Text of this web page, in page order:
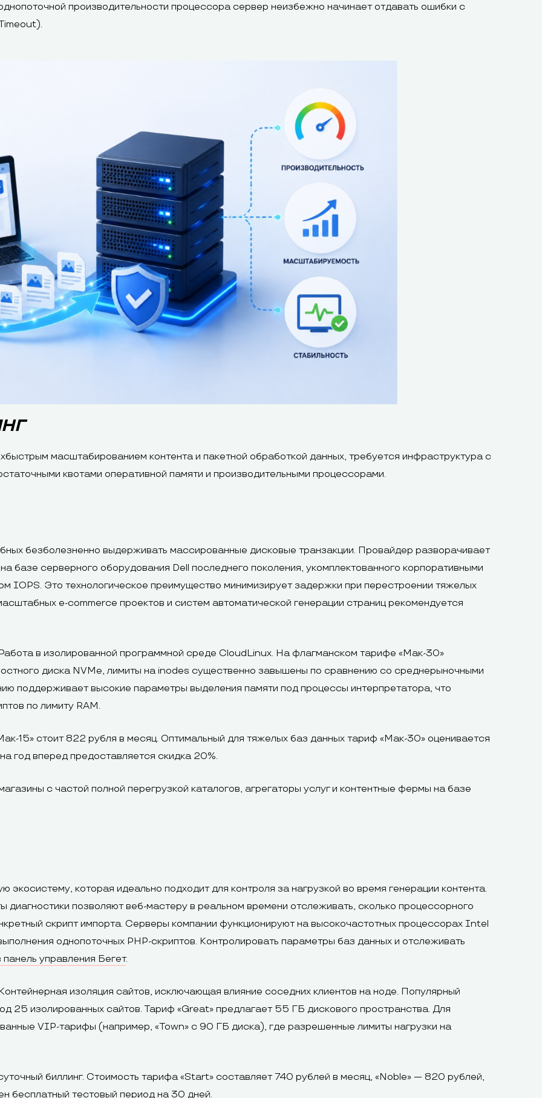
производительности процессора сервер неизбежно начинает отдавать ошибки с
масштабированием контента и пакетной обработкой данных, требуется инфраструктура с
квотами оперативной памяти и производительными процессорами.
безболезненно выдерживать массированные дисковые транзакции. Провайдер разворачивает
базе серверного оборудования Dell последнего поколения, укомплектованного корпоративными
IOPS. Это технологическое преимущество минимизирует задержки при перестроении тяжелых
e-commerce проектов и систем автоматической генерации страниц рекомендуется
в изолированной программной среде CloudLinux. На флагманском тарифе «Мак-30»
диска NVMe, лимиты на inodes существенно завышены по сравнению со среднерыночными
поддерживает высокие параметры выделения памяти под процессы интерпретатора, что
по лимиту RAM.
15» стоит 822 рубля в месяц. Оптимальный для тяжелых баз данных тариф «Мак-30» оценивается
год вперед предоставляется скидка 20%.
с частой полной перегрузкой каталогов, агрегаторы услуг и контентные фермы на базе
экосистему, которая идеально подходит для контроля за нагрузкой во время генерации контента.
диагностики позволяют веб-мастеру в реальном времени отслеживать, сколько процессорного
скрипт импорта. Серверы компании функционируют на высокочастотных процессорах Intel
однопоточных PHP-скриптов. Контролировать параметры баз данных и отслеживать
панель управления Бегет.
изоляция сайтов, исключающая влияние соседних клиентов на ноде. Популярный
25 изолированных сайтов. Тариф «Great» предлагает 55 ГБ дискового пространства. Для
VIP-тарифы (например, «Town» с 90 ГБ диска), где разрешенные лимиты нагрузки на
биллинг. Стоимость тарифа «Start» составляет 740 рублей в месяц, «Noble» — 820 рублей,
бесплатный тестовый период на 30 дней.